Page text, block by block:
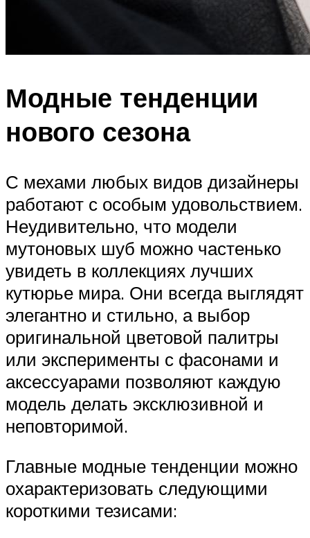
Модные тенденции
нового сезона
С мехами любых видов дизайнеры
работают с особым удовольствием.
Неудивительно, что модели
мутоновых шуб можно частенько
увидеть в коллекциях лучших
кутюрье мира. Они всегда выглядят
элегантно и стильно, а выбор
оригинальной цветовой палитры
или эксперименты с фасонами и
аксессуарами позволяют каждую
модель делать эксклюзивной и
неповторимой.
Главные модные тенденции можно
охарактеризовать следующими
короткими тезисами: